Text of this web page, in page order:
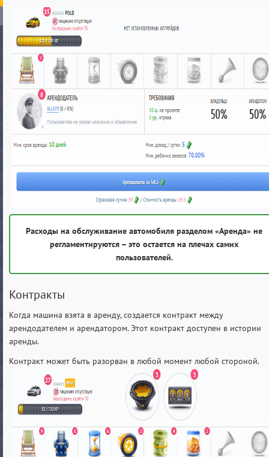
Расходы на обслуживание автомобиля разделом «Аренда» не
регламентируются – это остается на плечах самих
пользователей.
Контракты
Когда машина взята в аренду, создается контракт между
арендодателем и арендатором. Этот контракт доступен в истории
аренды.
Контракт может быть разорван в любой момент любой стороной.